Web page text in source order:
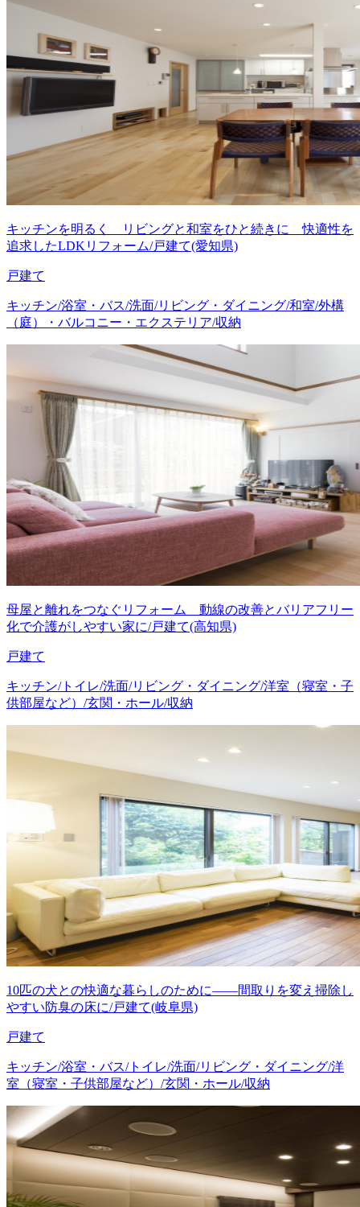
キッチンを明るく リビングと和室をひと続きに 快適性を
追求したLDKリフォーム/戸建て(愛知県)
戸建て
キッチン/浴室・バス/洗面/リビング・ダイニング/和室/外構
（庭）・バルコニー・エクステリア/収納
母屋と離れをつなぐリフォーム 動線の改善とバリアフリー
化で介護がしやすい家に/戸建て(高知県)
戸建て
キッチン/トイレ/洗面/リビング・ダイニング/洋室（寝室・子
供部屋など）/玄関・ホール/収納
10匹の犬との快適な暮らしのために――間取りを変え掃除し
やすい防臭の床に/戸建て(岐阜県)
戸建て
キッチン/浴室・バス/トイレ/洗面/リビング・ダイニング/洋
室（寝室・子供部屋など）/玄関・ホール/収納